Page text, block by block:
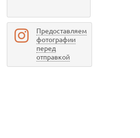
Предоставляем
фотографии
перед
отправкой